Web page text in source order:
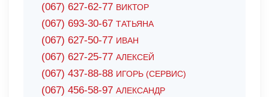
(067) 627-62-77 ВИКТОР
(067) 693-30-67 ТАТЬЯНА
(067) 627-50-77 ИВАН
(067) 627-25-77 АЛЕКСЕЙ
(067) 437-88-88 ИГОРЬ (СЕРВИС)
(067) 456-58-97 АЛЕКСАНДР